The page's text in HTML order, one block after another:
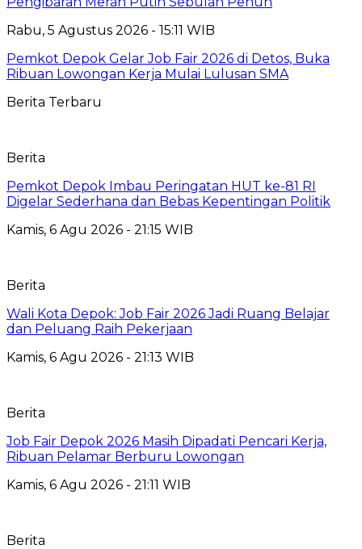
Rabu, 5 Agustus 2026 - 15:11 WIB
Pemkot Depok Gelar Job Fair 2026 di Detos, Buka
Ribuan Lowongan Kerja Mulai Lulusan SMA
Berita Terbaru
Berita
Pemkot Depok Imbau Peringatan HUT ke-81 RI
Digelar Sederhana dan Bebas Kepentingan Politik
Kamis, 6 Agu 2026 - 21:15 WIB
Berita
Wali Kota Depok: Job Fair 2026 Jadi Ruang Belajar
dan Peluang Raih Pekerjaan
Kamis, 6 Agu 2026 - 21:13 WIB
Berita
Job Fair Depok 2026 Masih Dipadati Pencari Kerja,
Ribuan Pelamar Berburu Lowongan
Kamis, 6 Agu 2026 - 21:11 WIB
Berita